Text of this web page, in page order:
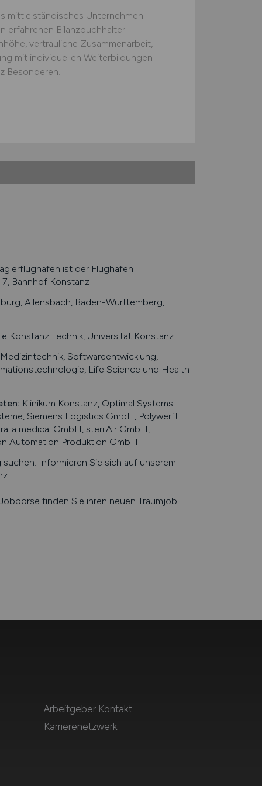
mittlelständisches Unternehmen
erfahrenen Bilanzbuchhalter
vertrauliche Zusammenarbeit,
mit individuellen Weiterbildungen
Besonderen...
ist der Flughafen
Bahnhof Konstanz
Allensbach, Baden-Württemberg,
Technik, Universität Konstanz
Softwareentwicklung,
Life Science und Health
: Klinikum Konstanz, Optimal Systems
Siemens Logistics GmbH, Polywerft
medical GmbH, sterilAir GmbH,
Automation Produktion GmbH
Informieren Sie sich auf unserem
.
finden Sie ihren neuen Traumjob.
Arbeitgeber Kontakt
Karrierenetzwerk